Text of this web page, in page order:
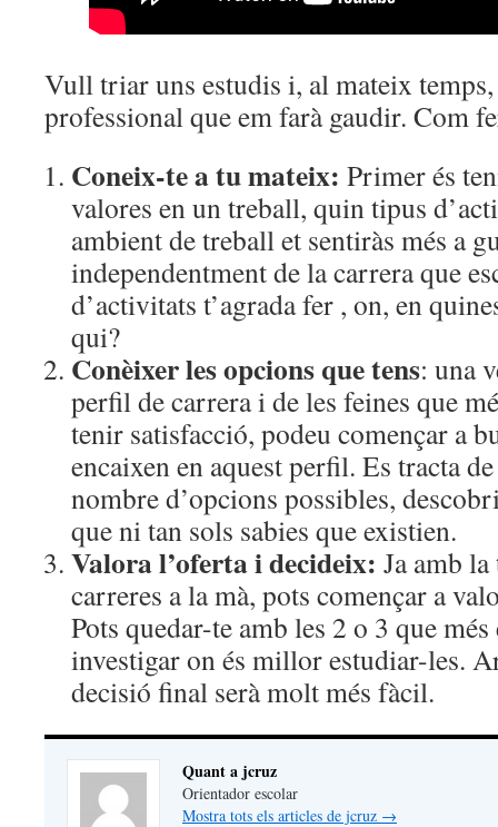
Vull triar uns estudis i, al mateix
professional que em farà gaudir. Com
Coneix-te a tu mateix: Primer és
valores en un treball, quin tipus
ambient de treball et sentiràs més a
independentment de la carrera que
d’activitats t’agrada fer , on, en
qui?
Conèixer les opcions que tens: una
perfil de carrera i de les feines que
tenir satisfacció, podeu començar a
encaixen en aquest perfil. Es tracta
nombre d’opcions possibles,
que ni tan sols sabies que existien.
Valora l’oferta i decideix: Ja amb
carreres a la mà, pots començar a
Pots quedar-te amb les 2 o 3 que
investigar on és millor estudiar-les.
decisió final serà molt més fàcil.
Quant a jcruz
Orientador escolar
Mostra tots els articles de jcruz →